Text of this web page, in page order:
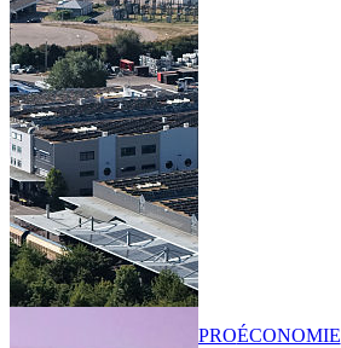
PROÉCONOMIE